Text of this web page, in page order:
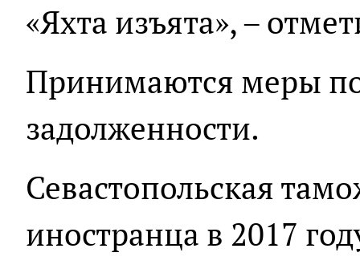
«Яхта изъята», –
Принимаются меры
задолженности.
Севастопольская
иностранца в 2017